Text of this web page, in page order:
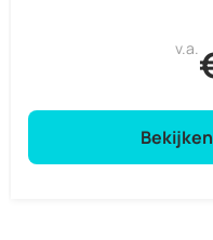
v.a.
Bekijken